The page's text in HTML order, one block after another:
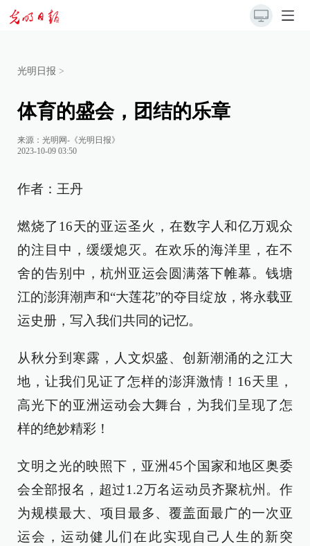
光明日报 >
体育的盛会，团结的乐章
来源： 光明网-《光明日报》
2023-10-09 03:50
作者：王丹
燃烧了16天的亚运圣火，在数字人和亿万观众
的注目中，缓缓熄灭。在欢乐的海洋里，在不
舍的告别中，杭州亚运会圆满落下帷幕。钱塘
江的澎湃潮声和“大莲花”的夺目绽放，将永载亚
运史册，写入我们共同的记忆。
从秋分到寒露，人文炽盛、创新潮涌的之江大
地，让我们见证了怎样的澎湃激情！16天里，
高光下的亚洲运动会大舞台，为我们呈现了怎
样的绝妙精彩！
文明之光的映照下，亚洲45个国家和地区奥委
会全部报名，超过1.2万名运动员齐聚杭州。作
为规模最大、项目最多、覆盖面最广的一次亚
运会，运动健儿们在此实现自己人生的新突